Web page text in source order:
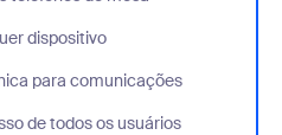
dispositivo
dispositivo
para comunicações
única para comunicações
de todos os usuários
de todos os usuários